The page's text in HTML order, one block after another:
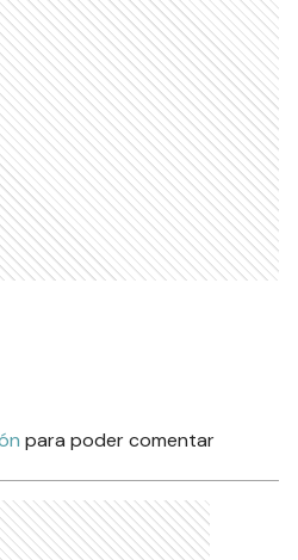
para poder comentar